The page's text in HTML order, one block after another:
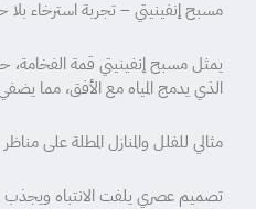
مسبح إنفينيتي – تجربة استرخاء بلا
يمثل مسبح إنفينيتي قمة الفخامة،
الذي يدمج المياه مع الأفق، مما يضفي
مثالي للفلل والمنازل المطلة على
تصميم عصري يلفت الانتباه ويجذب